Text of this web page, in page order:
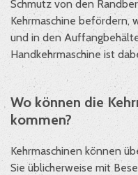
Schmutz von den
Kehrmaschine befördern,
und in den
Handkehrmaschine ist
Wo können die
kommen?
Kehrmaschinen können
Sie üblicherweise mit